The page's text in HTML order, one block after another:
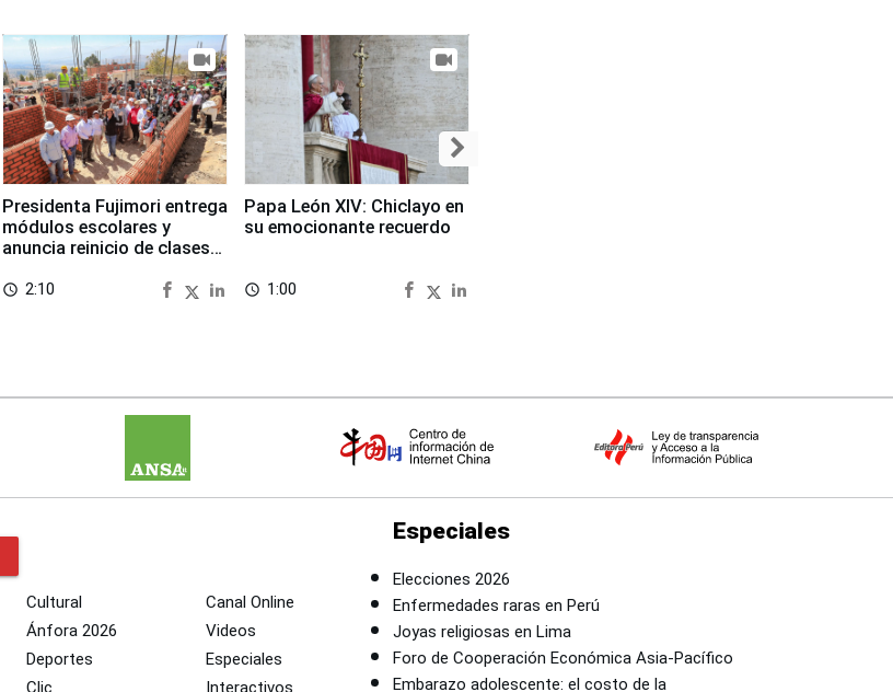
Presidenta Fujimori entrega
módulos escolares y
anuncia reinicio de clases
access_time 2:10
Papa León XIV: Chiclayo en
su emocionante recuerdo
access_time 1:00
Cultural
Ánfora 2026
Deportes
Clic
Canal Online
Videos
Especiales
Interactivos
Especiales
Elecciones 2026
Enfermedades raras en Perú
Joyas religiosas en Lima
Foro de Cooperación Económica Asia-Pacífico
Embarazo adolescente: el costo de la